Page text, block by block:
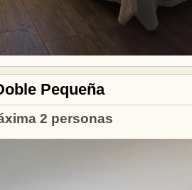
Pequeña
2 personas